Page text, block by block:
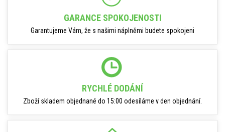
GARANCE SPOKOJENOSTI
Garantujeme Vám, že s našimi náplněmi budete spokojeni
RYCHLÉ DODÁNÍ
Zboží skladem objednané do 15:00 odesíláme v den objednání.